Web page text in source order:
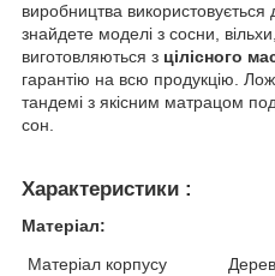
виробництва використовується
знайдете моделі з сосни,
виготовляються з цілісного
гарантію на всю продукцію.
тандемі з якісним матрацом
сон.
Характеристики :
Матеріал:
Матеріал корпусу